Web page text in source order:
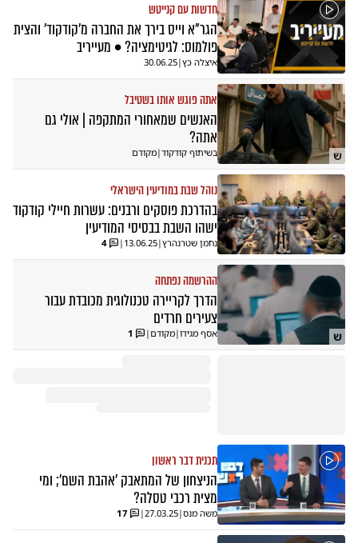
חדשות עם קנייטש
הגר"א וייס בירך את החברה מ'קודקוד' והצית
פולמוס: לגיטימציה? • מעייריב
איצלה כץ|
30.06.25
ש
אתה פוגש אותו בשטיבל
האנשים שמאחורי המתקפה | אולי גם
אתה?
בשיתוף קודקוד|מקודם
נוהל שבת במודיעין הישראלי
בהדרכת פוסקים ורבנים: עשרות חיילי קודקוד
ישהו השבת בבסיסי המודיעין
נחמן שטרנהרץ|
13.06.25
|
4
ש
ההרשמה נפתחה
הדרך לקריירה טכנולוגית מכובדת עבור
צעירים חרדים
אסף מגידו|מקודם|
1
תכנית דבר ראשון
הניצחון של המתאבק 'אהבת השם'; ומי
מצית רכבי טסלה?
משה מנס|
27.03.25
|
17